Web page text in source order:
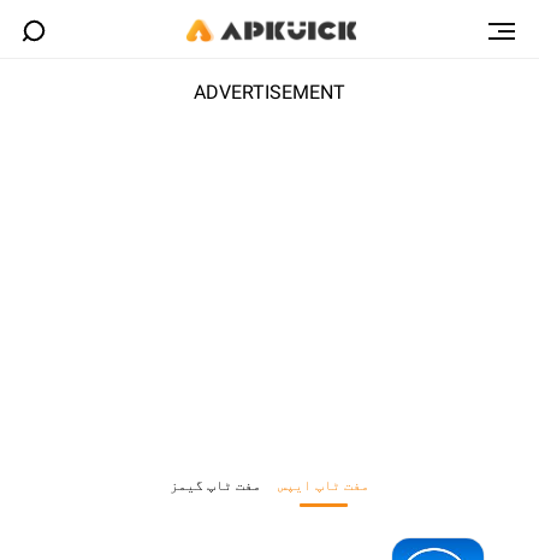
ADVERTISEMENT
مفت ٹاپ ایپس مفت ٹاپ گیمز